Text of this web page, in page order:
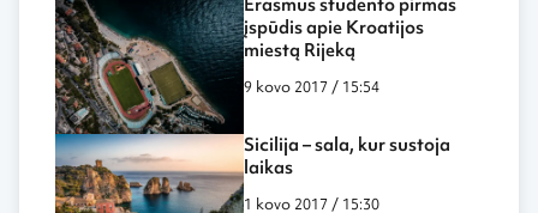
įspūdis apie Kroatijos
miestą Rijeką
9 kovo 2017 / 15:54
Sicilija – sala, kur sustoja
laikas
1 kovo 2017 / 15:30